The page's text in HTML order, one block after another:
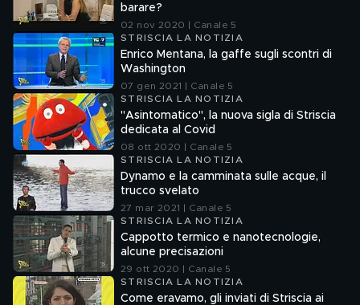
barare?
02 nov 2020 | Canale 5
STRISCIA LA NOTIZIA
Enrico Mentana, la gaffe sugli scontri di
Washington
07 gen 2021 | Canale 5
STRISCIA LA NOTIZIA
"Asintomatico", la nuova sigla di Striscia
dedicata al Covid
08 ott 2020 | Canale 5
STRISCIA LA NOTIZIA
Dynamo e la camminata sulle acque, il
trucco svelato
27 mar 2021 | Canale 5
STRISCIA LA NOTIZIA
Cappotto termico e nanotecnologie,
alcune precisazioni
29 ott 2020 | Canale 5
STRISCIA LA NOTIZIA
Come eravamo, gli inviati di Striscia ai